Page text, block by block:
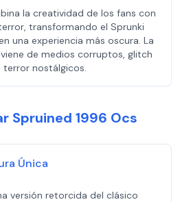
la creatividad de los fans con
transformando el Sprunki
una experiencia más oscura. La
de medios corruptos, glitch
nostálgicos.
Spruined 1996 Ocs
Única
versión retorcida del clásico